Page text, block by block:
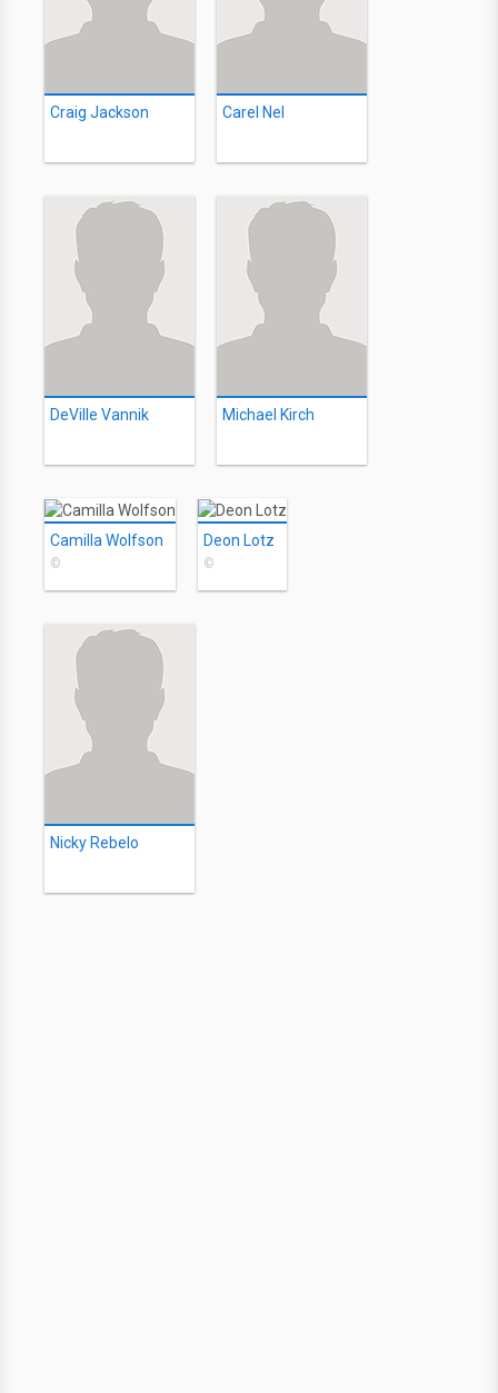
Craig Jackson Carel Nel
DeVille Vannik Michael Kirch
Camilla Wolfson
©
Deon Lotz
©
Nicky Rebelo